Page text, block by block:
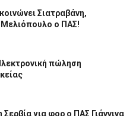
Σιατραβάνη,
ο ΠΑΣ!
πώληση
Σερβία για φορ ο ΠΑΣ Γιάννινα